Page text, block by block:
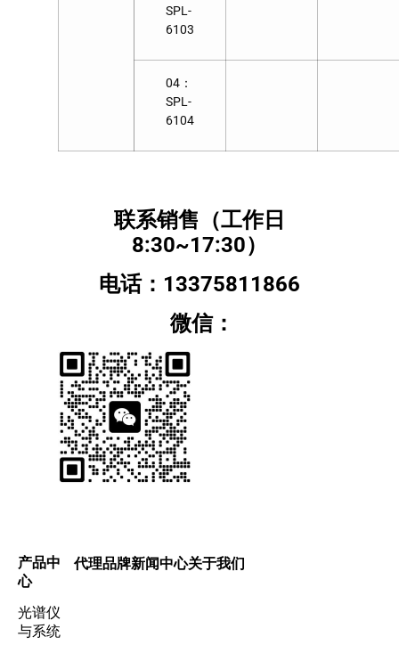
SPL-
6103
04：
SPL-
6104
联系销售（工作日
8:30~17:30）
电话：13375811866
微信：
产品中
心
光谱仪
与系统
代理品牌新闻中心关于我们